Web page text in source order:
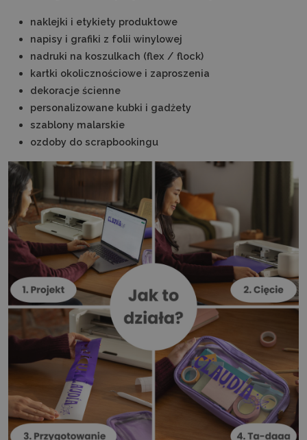
naklejki i etykiety produktowe
napisy i grafiki z folii winylowej
nadruki na koszulkach (flex / flock)
kartki okolicznościowe i zaproszenia
dekoracje ścienne
personalizowane kubki i gadżety
szablony malarskie
ozdoby do scrapbookingu